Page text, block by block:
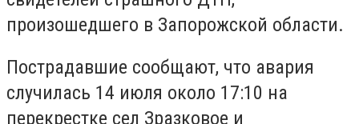
произошедшего в Запорожской области.
Пострадавшие сообщают, что авария
случилась 14 июля около 17:10 на
перекрестке сел Зразковое и